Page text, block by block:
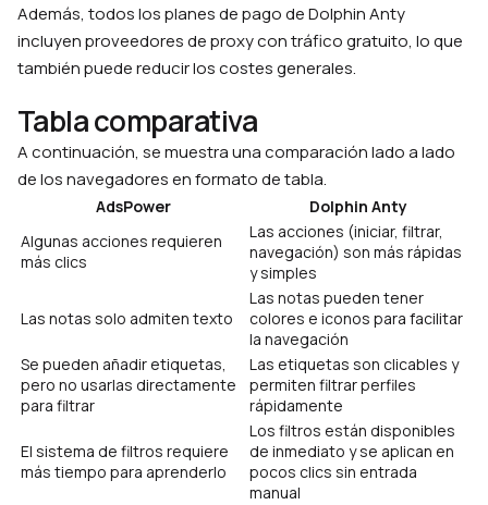
Además, todos los planes de pago de Dolphin Anty
incluyen proveedores de proxy con tráfico gratuito, lo que
también puede reducir los costes generales.
Tabla comparativa
A continuación, se muestra una comparación lado a lado
de los navegadores en formato de tabla.
AdsPower
Dolphin Anty
Algunas acciones requieren
más clics
Las acciones (iniciar, filtrar,
navegación) son más rápidas
y simples
Las notas solo admiten texto
Las notas pueden tener
colores e iconos para facilitar
la navegación
Se pueden añadir etiquetas,
pero no usarlas directamente
para filtrar
Las etiquetas son clicables y
permiten filtrar perfiles
rápidamente
El sistema de filtros requiere
más tiempo para aprenderlo
Los filtros están disponibles
de inmediato y se aplican en
pocos clics sin entrada
manual